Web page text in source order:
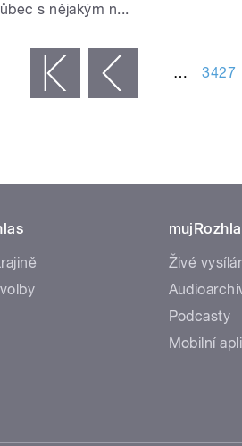
s nějakým n...
‹ předchozí … 3427
Živé
Podcasty
Mobilní